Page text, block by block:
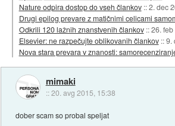
Nature odpira dostop do vseh člankov ::2. dec
Drugi epilog prevare z matičnimi celicami
Odkrili 120 lažnih znanstvenih člankov ::26.
Elsevier: ne razpečujte oblikovanih člankov ::9.
Nova stara prevara v znanosti:
mimaki
::20. avg 2015, 15:38
dober scam so probal speljat